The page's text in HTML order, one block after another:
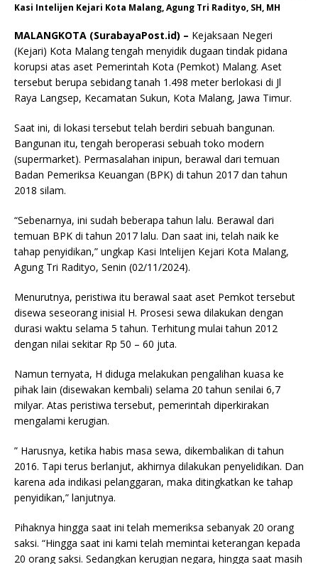
Kasi Intelijen Kejari Kota Malang, Agung Tri Radityo, SH, MH
MALANGKOTA (SurabayaPost.id) – Kejaksaan Negeri
(Kejari) Kota Malang tengah menyidik dugaan tindak pidana
korupsi atas aset Pemerintah Kota (Pemkot) Malang. Aset
tersebut berupa sebidang tanah 1.498 meter berlokasi di Jl
Raya Langsep, Kecamatan Sukun, Kota Malang, Jawa Timur.
Saat ini, di lokasi tersebut telah berdiri sebuah bangunan.
Bangunan itu, tengah beroperasi sebuah toko modern
(supermarket). Permasalahan inipun, berawal dari temuan
Badan Pemeriksa Keuangan (BPK) di tahun 2017 dan tahun
2018 silam.
“Sebenarnya, ini sudah beberapa tahun lalu. Berawal dari
temuan BPK di tahun 2017 lalu. Dan saat ini, telah naik ke
tahap penyidikan,” ungkap Kasi Intelijen Kejari Kota Malang,
Agung Tri Radityo, Senin (02/11/2024).
Menurutnya, peristiwa itu berawal saat aset Pemkot tersebut
disewa seseorang inisial H. Prosesi sewa dilakukan dengan
durasi waktu selama 5 tahun. Terhitung mulai tahun 2012
dengan nilai sekitar Rp 50 – 60 juta.
Namun ternyata, H diduga melakukan pengalihan kuasa ke
pihak lain (disewakan kembali) selama 20 tahun senilai 6,7
milyar. Atas peristiwa tersebut, pemerintah diperkirakan
mengalami kerugian.
” Harusnya, ketika habis masa sewa, dikembalikan di tahun
2016. Tapi terus berlanjut, akhirnya dilakukan penyelidikan. Dan
karena ada indikasi pelanggaran, maka ditingkatkan ke tahap
penyidikan,” lanjutnya.
Pihaknya hingga saat ini telah memeriksa sebanyak 20 orang
saksi. “Hingga saat ini kami telah memintai keterangan kepada
20 orang saksi. Sedangkan kerugian negara, hingga saat masih